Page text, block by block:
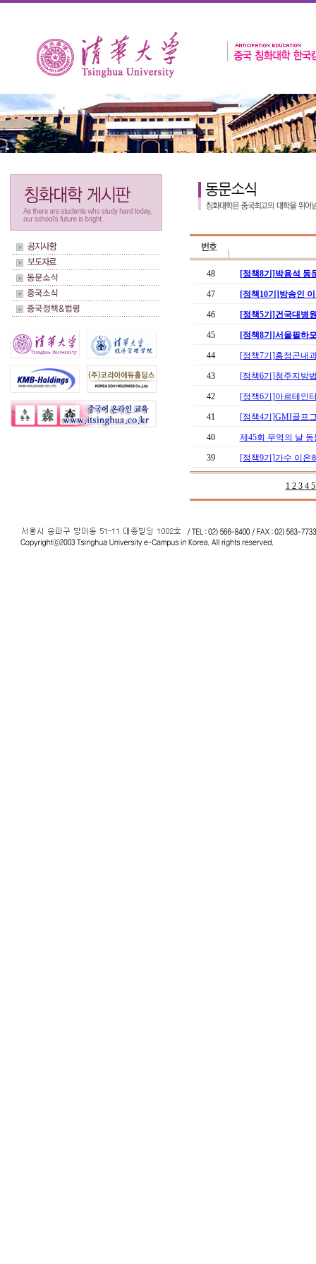
48 [정책8기]박용석 동
47 [정책10기]방송인
46 [정책5기]건국대병
45 [정책8기]서울필하
44 [정책7기]홍정곤내
43 [정책6기]청주지방
42 [정책6기]아르테인
41 [정책4기]GMI골프
40 제45회 무역의 날
39 [정책9기]가수 이은
1 2 3 4